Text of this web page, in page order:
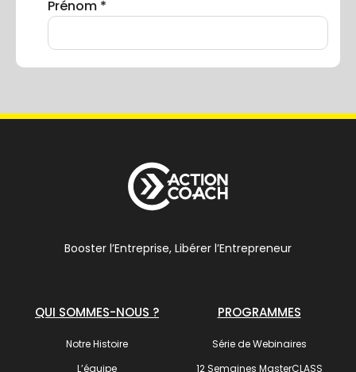
Booster l’Entreprise, Libérer l’Entrepreneur
QUI SOMMES-NOUS ?
Notre Histoire
L’équipe
PROGRAMMES
Série de Webinaires
12 Semaines MasterCLASS